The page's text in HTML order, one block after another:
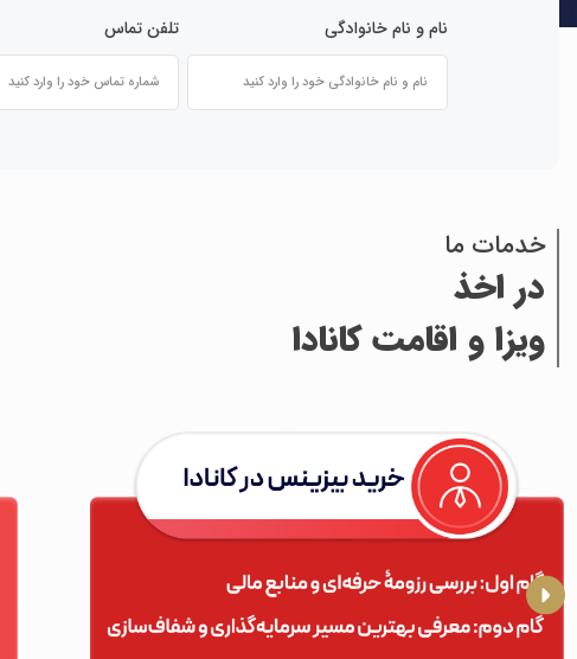
نام و نام خانوادگی تلفن تماس
خدمات ما
در اخذ
ویزا و اقامت کانادا